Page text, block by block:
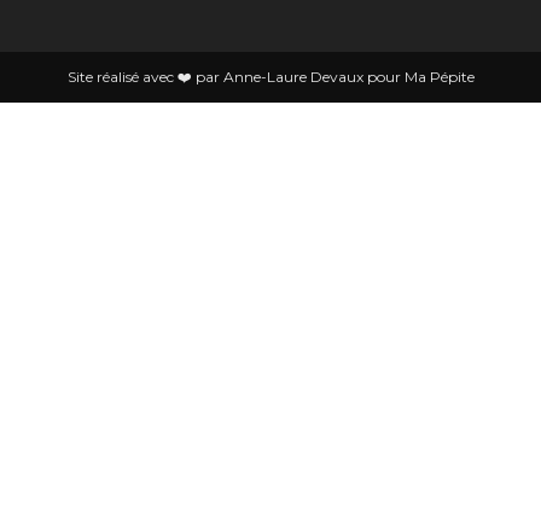
Site réalisé avec ❤️ par Anne-Laure Devaux pour Ma Pépite